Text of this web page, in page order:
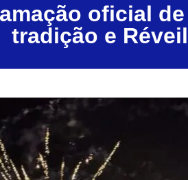
oficial
tradição e